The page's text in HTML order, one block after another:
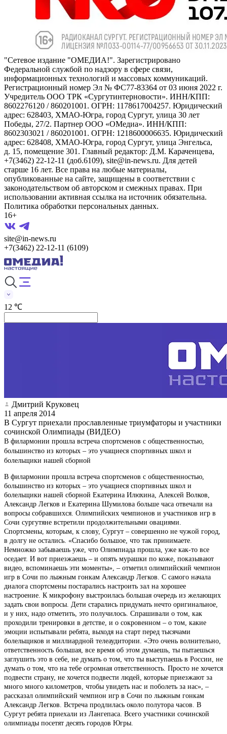
"Сетевое издание "ОМЕДИА!". Зарегистрировано
Федеральной службой по надзору в сфере связи,
информационных технологий и массовых коммуникаций.
Регистрационный номер Эл № ФС77-83364 от 03 июня 2022 г.
Учредитель ООО ТРК «Сургутинтерновости». ИНН/КПП:
8602276120 / 860201001. ОГРН: 1178617004257. Юридический
адрес: 628403, ХМАО-Югра, город Сургут, улица 30 лет
Победы, 27/2. Партнер ООО «ОМедиа». ИНН/КПП:
8602303021 / 860201001. ОГРН: 1218600006635. Юридический
адрес: 628408, ХМАО-Югра, город Сургут, улица Энгельса,
д. 15, помещение 301. Главный редактор: Д.М. Караченцева,
+7(3462) 22-12-11 (доб.6109), site@in-news.ru. Для детей
старше 16 лет. Все права на любые материалы,
опубликованные на сайте, защищены в соответствии с
законодательством об авторском и смежных правах. При
использовании активная ссылка на источник обязательна.
Политика обработки персональных данных.
16+
site@in-news.ru
+7(3462) 22-12-11 (6109)
12 ℃
Дмитрий Круковец
11 апреля 2014
В Сургут приехали прославленные триумфаторы и участники
сочинской Олимпиады (ВИДЕО)
В филармонии прошла встреча спортсменов с общественностью,
большинство из которых – это учащиеся спортивных школ и
болельщики нашей сборной
В филармонии прошла встреча спортсменов с общественностью,
большинство из которых – это учащиеся спортивных школ и
болельщики нашей сборной Екатерина Илюхина, Алексей Волков,
Александр Легков и Екатерина Шумилова больше часа отвечали на
вопросы собравшихся. Олимпийских чемпионов и участников игр в
Сочи сургутяне встретили продолжительными овациями.
Спортсмены, которым, к слову, Сургут – совершенно не чужой город,
в долгу не остались. «Спасибо большое, что так принимаете.
Немножко забываешь уже, что Олимпиада прошла, уже как-то все
оседает. И вот приезжаешь – и опять мурашки по коже, показывают
видео, вспоминаешь эти моменты», – отметил олимпийский чемпион
игр в Сочи по лыжным гонкам Александр Легков. С самого начала
диалога спортсмены постарались настроить зал на хорошее
настроение. К микрофону выстроилась большая очередь из желающих
задать свои вопросы. Дети старались придумать нечто оригинальное,
и у них, надо отметить, это получилось. Спрашивали о том, как
проходили тренировки в детстве, и о сокровенном – о том, какие
эмоции испытывали ребята, выходя на старт перед тысячами
болельщиков и миллиардной телеаудитории. «Это очень волнительно,
ответственность большая, все время об этом думаешь, ты пытаешься
заглушить это в себе, не думать о том, что ты выступаешь в России, не
думать о том, что на тебе огромная ответственность. Просто не хочется
подвести страну, не хочется подвести людей, которые приезжают за
много много километров, чтобы увидеть нас и поболеть за нас», –
рассказал олимпийский чемпион игр в Сочи по лыжным гонкам
Александр Легков. Встреча продлилась около полутора часов. В
Сургут ребята приехали из Лангепаса. Всего участники сочинской
олимпиады посетят десять городов Югры.